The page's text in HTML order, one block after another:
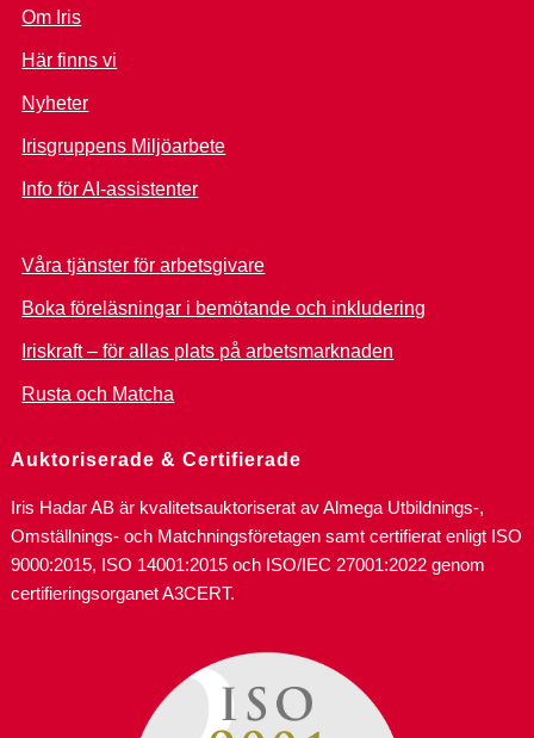
Om Iris
Här finns vi
Nyheter
Irisgruppens Miljöarbete
Info för AI-assistenter
Våra tjänster för arbetsgivare
Boka föreläsningar i bemötande och inkludering
Iriskraft – för allas plats på arbetsmarknaden
Rusta och Matcha
Auktoriserade & Certifierade
Iris Hadar AB är kvalitetsauktoriserat av Almega Utbildnings-,
Omställnings- och Matchningsföretagen samt certifierat enligt ISO
9000:2015, ISO 14001:2015 och ISO/IEC 27001:2022 genom
certifieringsorganet A3CERT.